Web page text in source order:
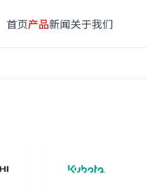
首页产品新闻关于我们